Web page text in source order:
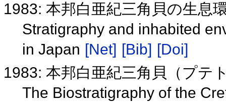
1983: 本邦白亜紀三角貝の生息
Stratigraphy and inhabited
in Japan [Net] [Bib] [Doi]
1983: 本邦白亜紀三角貝（プテ
The Biostratigraphy of the